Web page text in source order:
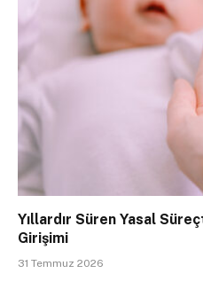
Yıllardır Süren Yasal
Girişimi
31 Temmuz 2026